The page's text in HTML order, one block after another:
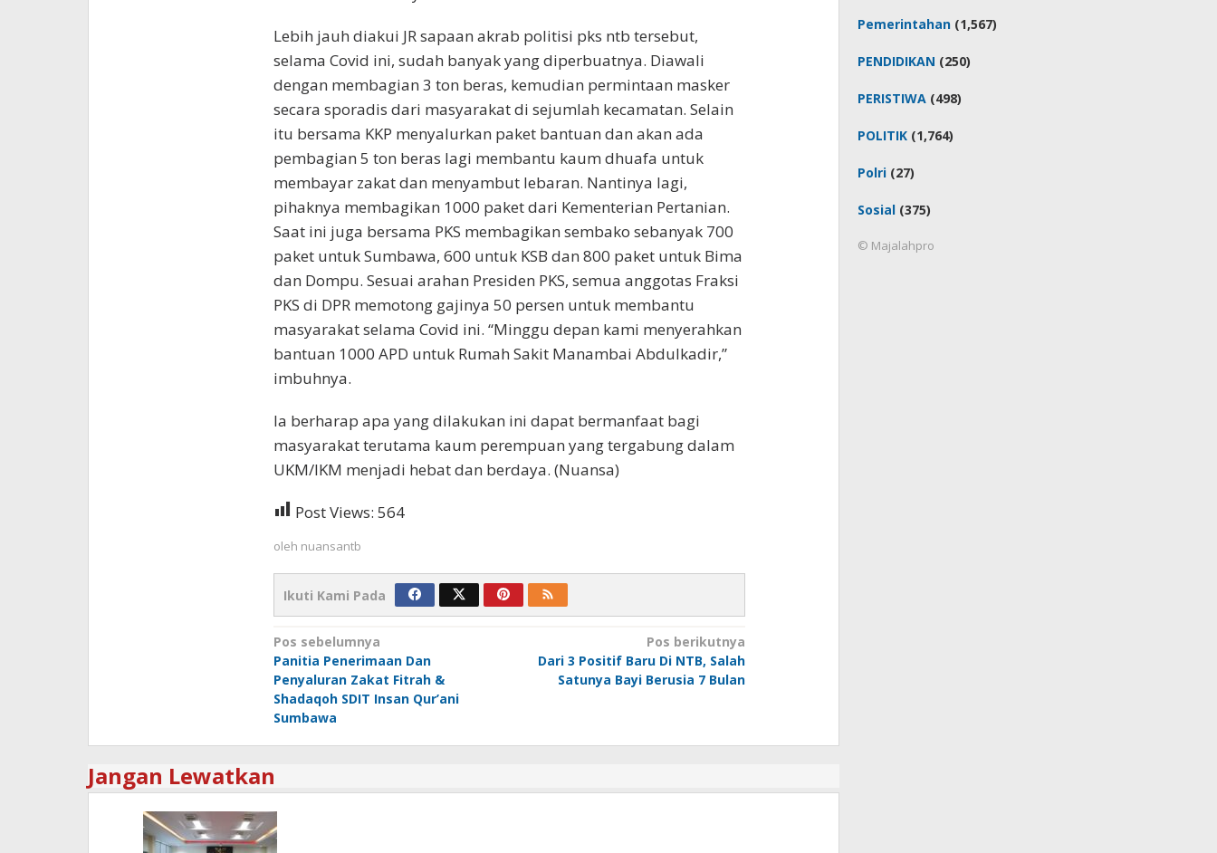
Lebih jauh diakui JR sapaan akrab politisi pks ntb tersebut,
selama Covid ini, sudah banyak yang diperbuatnya. Diawali
dengan membagian 3 ton beras, kemudian permintaan masker
secara sporadis dari masyarakat di sejumlah kecamatan. Selain
itu bersama KKP menyalurkan paket bantuan dan akan ada
pembagian 5 ton beras lagi membantu kaum dhuafa untuk
membayar zakat dan menyambut lebaran. Nantinya lagi,
pihaknya membagikan 1000 paket dari Kementerian Pertanian.
Saat ini juga bersama PKS membagikan sembako sebanyak 700
paket untuk Sumbawa, 600 untuk KSB dan 800 paket untuk Bima
dan Dompu. Sesuai arahan Presiden PKS, semua anggotas Fraksi
PKS di DPR memotong gajinya 50 persen untuk membantu
masyarakat selama Covid ini. “Minggu depan kami menyerahkan
bantuan 1000 APD untuk Rumah Sakit Manambai Abdulkadir,”
imbuhnya.
Ia berharap apa yang dilakukan ini dapat bermanfaat bagi
masyarakat terutama kaum perempuan yang tergabung dalam
UKM/IKM menjadi hebat dan berdaya. (Nuansa)
Post Views: 564
oleh nuansantb
Ikuti Kami Pada
Navigasi
pos
Pos sebelumnya
Panitia Penerimaan Dan
Penyaluran Zakat Fitrah &
Shadaqoh SDIT Insan Qur’ani
Sumbawa
Pos berikutnya
Dari 3 Positif Baru Di NTB, Salah
Satunya Bayi Berusia 7 Bulan
Jangan Lewatkan
Pemerintahan (1,567)
PENDIDIKAN (250)
PERISTIWA (498)
POLITIK (1,764)
Polri (27)
Sosial (375)
© Majalahpro